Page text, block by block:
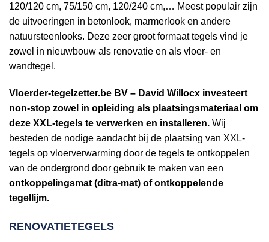
120/120 cm, 75/150 cm, 120/240 cm,… Meest populair zijn
de uitvoeringen in betonlook, marmerlook en andere
natuursteenlooks. Deze zeer groot formaat tegels vind je
zowel in nieuwbouw als renovatie en als vloer- en
wandtegel.
Vloerder-tegelzetter.be BV – David Willocx investeert
non-stop zowel in opleiding als plaatsingsmateriaal om
deze XXL-tegels te verwerken en installeren. Wij
besteden de nodige aandacht bij de plaatsing van XXL-
tegels op vloerverwarming door de tegels te ontkoppelen
van de ondergrond door gebruik te maken van een
ontkoppelingsmat (ditra-mat) of ontkoppelende
tegellijm.
RENOVATIETEGELS